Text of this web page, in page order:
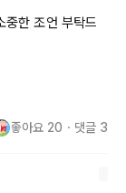
중한 조언 부탁드
좋아요 20 ・ 댓글 3